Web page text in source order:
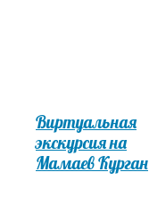
Виртуальная
экскурсия на
Мамаев Курган